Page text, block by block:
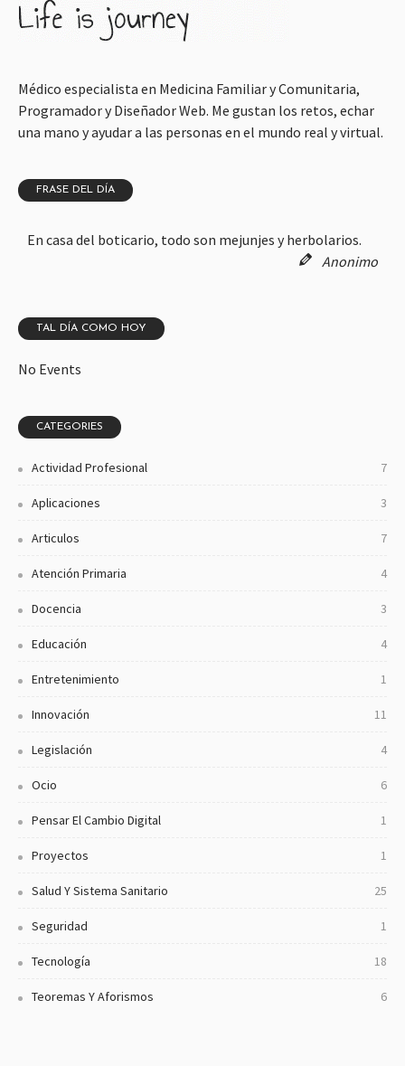
Médico especialista en Medicina Familiar y Comunitaria,
Programador y Diseñador Web. Me gustan los retos, echar
una mano y ayudar a las personas en el mundo real y virtual.
FRASE DEL DÍA
En casa del boticario, todo son mejunjes y herbolarios.
Anonimo
TAL DÍA COMO HOY
No Events
CATEGORIES
Actividad Profesional 7
Aplicaciones 3
Articulos 7
Atención Primaria 4
Docencia 3
Educación 4
Entretenimiento 1
Innovación 11
Legislación 4
Ocio 6
Pensar El Cambio Digital 1
Proyectos 1
Salud Y Sistema Sanitario 25
Seguridad 1
Tecnología 18
Teoremas Y Aforismos 6